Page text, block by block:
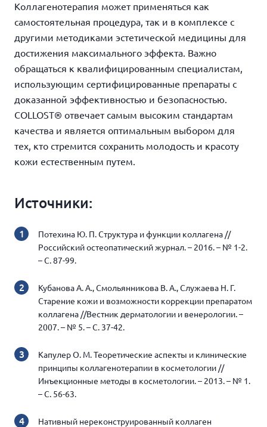
Коллагенотерапия может применяться как
самостоятельная процедура, так и в комплексе с
другими методиками эстетической медицины для
достижения максимального эффекта. Важно
обращаться к квалифицированным специалистам,
использующим сертифицированные препараты с
доказанной эффективностью и безопасностью.
COLLOST® отвечает самым высоким стандартам
качества и является оптимальным выбором для
тех, кто стремится сохранить молодость и красоту
кожи естественным путем.
Источники:
Потехина Ю. П. Структура и функции коллагена //
Российский остеопатический журнал. – 2016. – № 1-2.
– С. 87-99.
Кубанова А. А., Смольянникова В. А., Служаева Н. Г.
Старение кожи и возможности коррекции препаратом
коллагена //Вестник дерматологии и венерологии. –
2007. – № 5. – С. 37-42.
Капулер О. М. Теоретические аспекты и клинические
принципы коллагенотерапии в косметологии //
Инъекционные методы в косметологии. – 2013. – № 1.
– С. 56-63.
Нативный нереконструированный коллаген